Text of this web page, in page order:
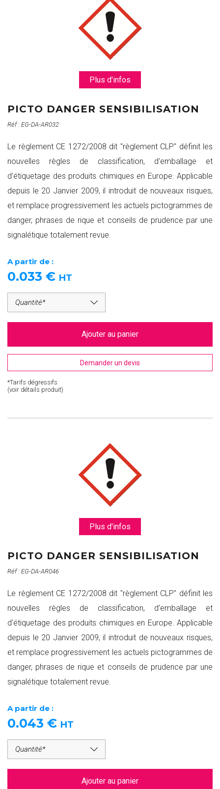
Plus d'infos
PICTO DANGER SENSIBILISATION
Réf : EG-DA-AR032
Le règlement CE 1272/2008 dit "règlement CLP" définit les
nouvelles règles de classification, d'emballage et
d'étiquetage des produits chimiques en Europe. Applicable
depuis le 20 Janvier 2009, il introduit de nouveaux risques,
et remplace progressivement les actuels pictogrammes de
danger, phrases de rique et conseils de prudence par une
signalétique totalement revue.
A partir de :
0.033 € HT
Ajouter au panier
Demander un devis
*Tarifs dégressifs
(voir détails produit)
Plus d'infos
PICTO DANGER SENSIBILISATION
Réf : EG-DA-AR046
Le règlement CE 1272/2008 dit "règlement CLP" définit les
nouvelles règles de classification, d'emballage et
d'étiquetage des produits chimiques en Europe. Applicable
depuis le 20 Janvier 2009, il introduit de nouveaux risques,
et remplace progressivement les actuels pictogrammes de
danger, phrases de rique et conseils de prudence par une
signalétique totalement revue.
A partir de :
0.043 € HT
Ajouter au panier